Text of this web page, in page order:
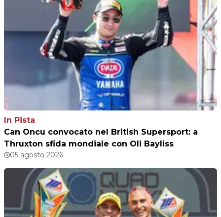
In Pista
Can Oncu convocato nel British Supersport: a
Thruxton sfida mondiale con Oli Bayliss
05 agosto 2026